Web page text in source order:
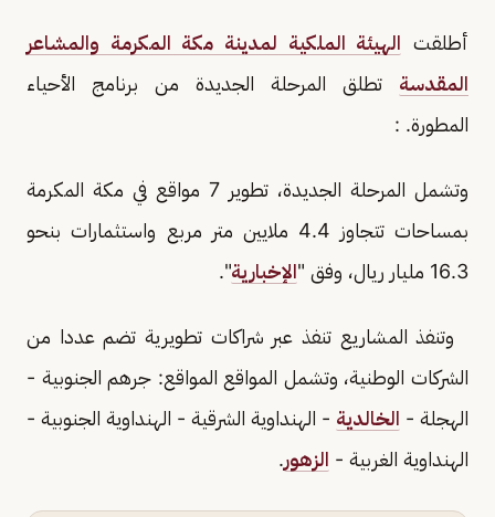
أطلقت الهيئة الملكية لمدينة مكة المكرمة والمشاعر
المقدسة تطلق المرحلة الجديدة من برنامج الأحياء
المطورة. :
وتشمل المرحلة الجديدة، تطوير 7 مواقع في مكة المكرمة
بمساحات تتجاوز 4.4 ملايين متر مربع واستثمارات بنحو
16.3 مليار ريال، وفق "
الإخبارية".
وتنفذ المشاريع تنفذ عبر شراكات تطويرية تضم عددا من
الشركات الوطنية، وتشمل المواقع المواقع: جرهم الجنوبية -
الهجلة - الخالدية - الهنداوية الشرقية - الهنداوية الجنوبية -
الهنداوية الغربية - الزهور.